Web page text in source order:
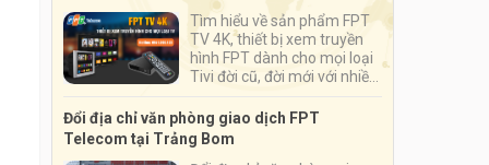
Tìm hiểu về sản phẩm FPT
TV 4K, thiết bị xem truyền
hình FPT dành cho mọi loại
Tivi đời cũ, đời mới với nhiều
kênh truyền hình lên tới hơn
200 kênh
Đổi địa chỉ văn phòng giao dịch FPT
Telecom tại Trảng Bom